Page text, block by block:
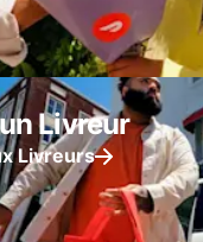
Livreur
Livreurs